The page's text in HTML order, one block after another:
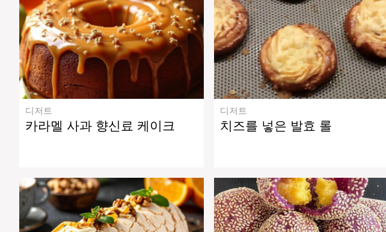
디저트
카라멜 사과 향신료 케이크
디저트
치즈를 넣은 발효 롤